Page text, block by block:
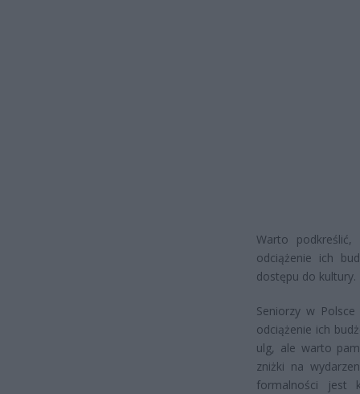
Warto
odciążenie ich
dostępu do kultury.
Seniorzy w
odciążenie ich
ulg, ale warto
zniżki na
formalności jest